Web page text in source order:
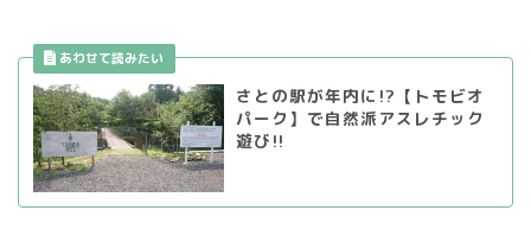
さとの駅が年内に!?【トモビオ
パーク】で自然派アスレチック
遊び!!